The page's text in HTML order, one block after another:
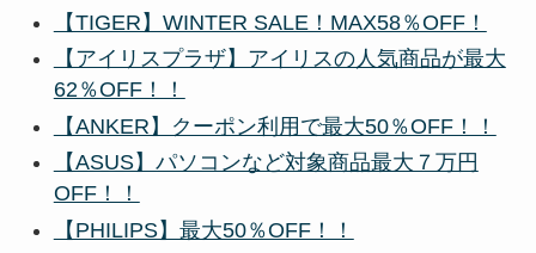
【TIGER】WINTER SALE！MAX58％OFF！
【アイリスプラザ】アイリスの人気商品が最大
62％OFF！！
【ANKER】クーポン利用で最大50％OFF！！
【ASUS】パソコンなど対象商品最大７万円
OFF！！
【PHILIPS】最大50％OFF！！